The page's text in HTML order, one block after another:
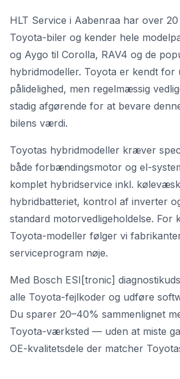
HLT Service i Aabenraa har over
Toyota-biler og kender hele
og Aygo til Corolla, RAV4 og de
hybridmodeller. Toyota er kendt for
pålidelighed, men regelmæssig
stadig afgørende for at bevare
bilens værdi.
Toyotas hybridmodeller kræver
både forbændingsmotor og el-
komplet hybridservice inkl.
hybridbatteriet, kontrol af inverter
standard motorvedligeholdelse. For
Toyota-modeller følger vi
serviceprogram nøje.
Med Bosch ESI[tronic]
alle Toyota-fejlkoder og udføre
Du sparer 20–40% sammenlignet
Toyota-værksted — uden at miste
OE-kvalitetsdele der matcher